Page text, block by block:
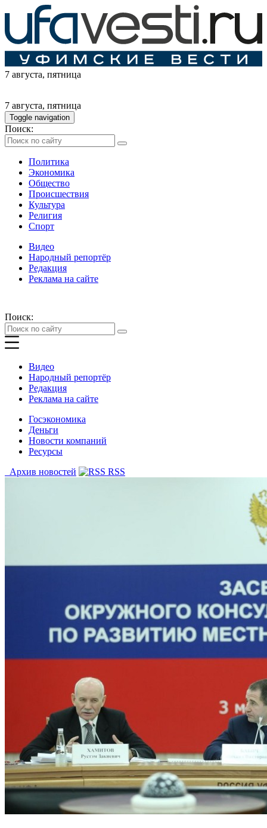
7 августа, пятница
7 августа, пятница
Toggle navigation
Поиск:
Политика
Экономика
Общество
Происшествия
Культура
Религия
Спорт
Видео
Народный репортёр
Редакция
Реклама на сайте
Поиск:
Видео
Народный репортёр
Редакция
Реклама на сайте
Госэкономика
Деньги
Новости компаний
Ресурсы
Архив новостей
RSS